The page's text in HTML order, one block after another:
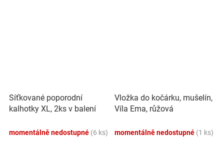
Síťkované poporodní
kalhotky XL, 2ks v balení
momentálně nedostupné (6 ks)
Vložka do kočárku, mušelín,
Víla Ema, růžová
momentálně nedostupné (1 ks)